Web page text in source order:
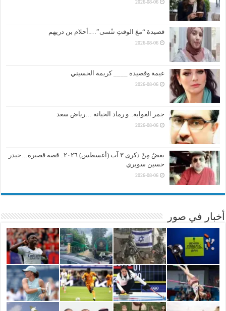
2026-08-06
قصيدة “معَ الوقتِ تنْسى”….أحلام بن دريهم
2026-08-06
غيمة وقصيدة ____ كريمة الحسيني
2026-08-06
جمر الغواية.. و رماد الخيانة …رياض سعد
2026-08-06
بغضُ مِنْ ذكرى ٣ آب (أغسطس) ٢٠٢٦.. قصة قصيرة…حيدر
حسين سويري
2026-08-06
أخبار في صور